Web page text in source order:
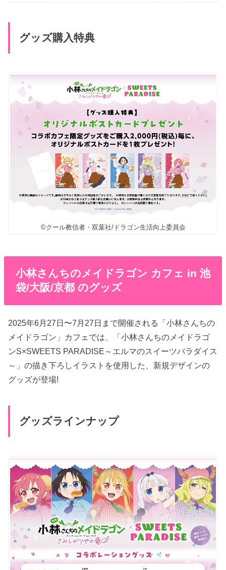
グッズ購入特典
©クール教信者・双葉社/ドラゴン生活向上委員会
小林さんちのメイドラゴン カフェ in 池
袋/大阪/京都 のグッズ
2025年6月27日〜7月27日まで開催される「小林さんちの
メイドラゴン」カフェでは、「小林さんちのメイドラゴ
ンS×SWEETS PARADISE～エルマのスイーツパラダイス
～」の描き下ろしイラストを使用した、新規デザインの
グッズが登場!
グッズラインナップ